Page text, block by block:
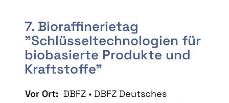
7. Bioraffinerietag
"Schlüsseltechnologien für
biobasierte Produkte und
Kraftstoffe"
Vor Ort: DBFZ • DBFZ Deutsches